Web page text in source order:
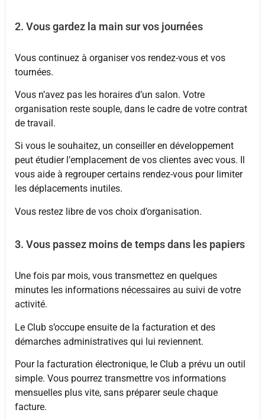
2. Vous gardez la main sur vos journées
Vous continuez à organiser vos rendez-vous et vos
tournées.
Vous n’avez pas les horaires d’un salon. Votre
organisation reste souple, dans le cadre de votre contrat
de travail.
Si vous le souhaitez, un conseiller en développement
peut étudier l’emplacement de vos clientes avec vous. Il
vous aide à regrouper certains rendez-vous pour limiter
les déplacements inutiles.
Vous restez libre de vos choix d’organisation.
3. Vous passez moins de temps dans les papiers
Une fois par mois, vous transmettez en quelques
minutes les informations nécessaires au suivi de votre
activité.
Le Club s’occupe ensuite de la facturation et des
démarches administratives qui lui reviennent.
Pour la facturation électronique, le Club a prévu un outil
simple. Vous pourrez transmettre vos informations
mensuelles plus vite, sans préparer seule chaque
facture.